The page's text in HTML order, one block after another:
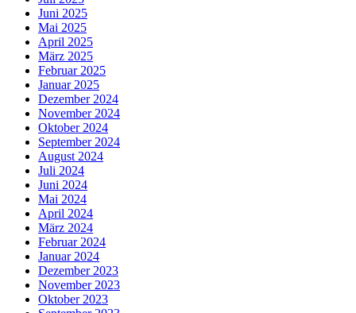
Juni 2025
Mai 2025
April 2025
März 2025
Februar 2025
Januar 2025
Dezember 2024
November 2024
Oktober 2024
September 2024
August 2024
Juli 2024
Juni 2024
Mai 2024
April 2024
März 2024
Februar 2024
Januar 2024
Dezember 2023
November 2023
Oktober 2023